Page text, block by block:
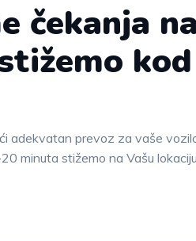
čekanja
adekvatan prevoz za vaše
minuta stižemo na Vašu